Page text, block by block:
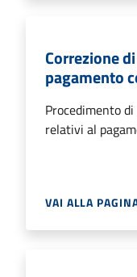
Correzione
pagamento
Procedimento
relativi al
VAI ALLA